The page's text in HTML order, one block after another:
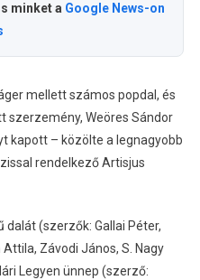
minket a Google News-on
mellett számos popdal, és
szerzemény, Weöres Sándor
kapott – közölte a legnagyobb
rendelkező Artisjus
dalát (szerzők: Gallai Péter,
Závodi János, S. Nagy
Legyen ünnep (szerző: